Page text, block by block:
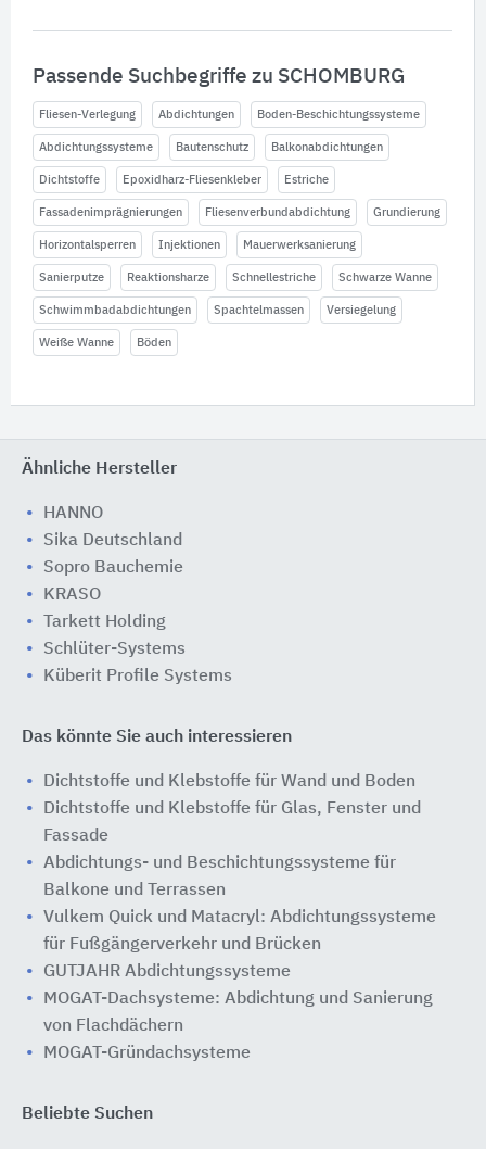
Passende Suchbegriffe zu SCHOMBURG
Fliesen-Verlegung Abdichtungen Boden-Beschichtungssysteme
Abdichtungssysteme Bautenschutz Balkonabdichtungen
Dichtstoffe Epoxidharz-Fliesenkleber Estriche
Fassadenimprägnierungen Fliesenverbundabdichtung Grundierung
Horizontalsperren Injektionen Mauerwerksanierung
Sanierputze Reaktionsharze Schnellestriche Schwarze Wanne
Schwimmbadabdichtungen Spachtelmassen Versiegelung
Weiße Wanne Böden
Ähnliche Hersteller
HANNO
Sika Deutschland
Sopro Bauchemie
KRASO
Tarkett Holding
Schlüter-Systems
Küberit Profile Systems
Das könnte Sie auch interessieren
Dichtstoffe und Klebstoffe für Wand und Boden
Dichtstoffe und Klebstoffe für Glas, Fenster und
Fassade
Abdichtungs- und Beschichtungssysteme für
Balkone und Terrassen
Vulkem Quick und Matacryl: Abdichtungssysteme
für Fußgängerverkehr und Brücken
GUTJAHR Abdichtungssysteme
MOGAT-Dachsysteme: Abdichtung und Sanierung
von Flachdächern
MOGAT-Gründachsysteme
Beliebte Suchen